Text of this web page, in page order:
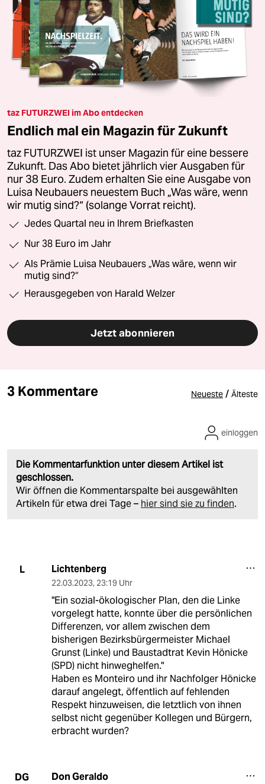
taz FUTURZWEI im Abo entdecken
Endlich mal ein Magazin für Zukunft
taz FUTURZWEI ist unser Magazin für eine bessere
Zukunft. Das Abo bietet jährlich vier Ausgaben für
nur 38 Euro. Zudem erhalten Sie eine Ausgabe von
Luisa Neubauers neuestem Buch „Was wäre, wenn
wir mutig sind?“ (solange Vorrat reicht).
Jedes Quartal neu in Ihrem Briefkasten
Nur 38 Euro im Jahr
Als Prämie Luisa Neubauers „Was wäre, wenn wir
mutig sind?“
Herausgegeben von Harald Welzer
Jetzt abonnieren
3 Kommentare Neueste / Älteste
Die Kommentarfunktion unter diesem Artikel ist
geschlossen.
Wir öffnen die Kommentarspalte bei ausgewählten
Artikeln für etwa drei Tage – hier sind sie zu finden.
einloggen
L Lichtenberg
22.03.2023, 23:19 Uhr
"Ein sozial-ökologischer Plan, den die Linke
vorgelegt hatte, konnte über die persönlichen
Differenzen, vor allem zwischen dem
bisherigen Bezirksbürgermeister Michael
Grunst (Linke) und Baustadtrat Kevin Hönicke
(SPD) nicht hinweghelfen."
Haben es Monteiro und ihr Nachfolger Hönicke
darauf angelegt, öffentlich auf fehlenden
Respekt hinzuweisen, die letztlich von ihnen
selbst nicht gegenüber Kollegen und Bürgern,
erbracht wurden?
DG Don Geraldo